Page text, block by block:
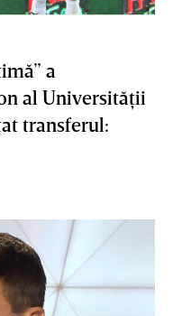
a
al Universităţii
transferul: